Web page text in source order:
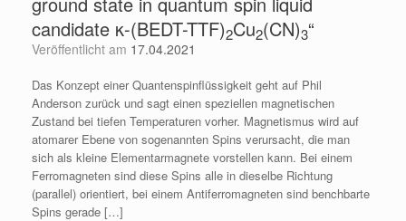
candidate κ-(BEDT-TTF)2Cu2(CN)3“
Veröffentlicht am 17.04.2021
Das Konzept einer Quantenspinflüssigkeit geht auf Phil
Anderson zurück und sagt einen speziellen magnetischen
Zustand bei tiefen Temperaturen vorher. Magnetismus wird auf
atomarer Ebene von sogenannten Spins verursacht, die man
sich als kleine Elementarmagnete vorstellen kann. Bei einem
Ferromagneten sind diese Spins alle in dieselbe Richtung
(parallel) orientiert, bei einem Antiferromagneten sind benchbarte
Spins gerade […]